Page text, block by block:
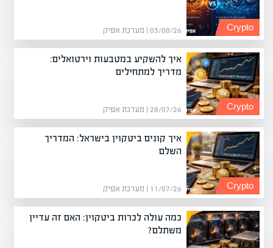
03/08/26 | מערכת אפיק Crypto
איך להשקיע במטבעות וירטואלים:
מדריך למתחילים
28/07/26 | מערכת אפיק Crypto
איך קונים ביטקוין בישראל: המדריך
השלם
11/07/26 | מערכת אפיק Crypto
כמה עולה לכרות ביטקוין: האם זה עדיין
משתלם?